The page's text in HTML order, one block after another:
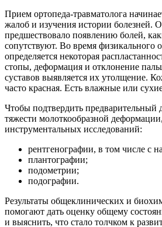
Прием ортопеда-травматолога
жалоб и изучения истории болезней.
предшествовало появлению болей,
сопутствуют. Во время физикального
определяется некоторая
стопы, деформация и отклонение
суставов выявляется их утолщение.
часто красная. Есть влажные или
Чтобы подтвердить предварительный
тяжести молоткообразной
инструментальных исследований:
рентгенографии, в том числе с
плантографии;
подометрии;
подографии.
Результаты общеклинических и
помогают дать оценку общему
и выяснить, что стало толчком к